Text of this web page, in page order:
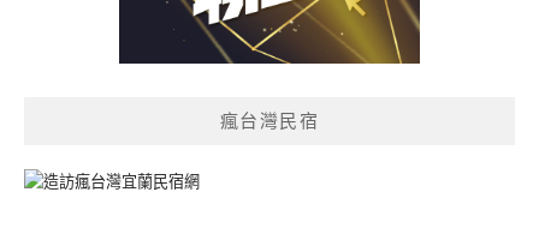
瘋台灣民宿